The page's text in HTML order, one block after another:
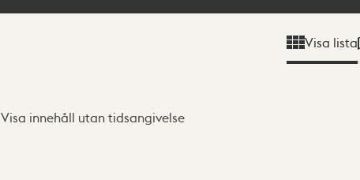
Visa lista
Visa innehåll utan tidsangivelse